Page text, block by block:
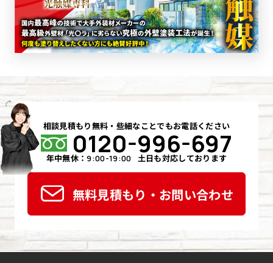
相談見積もり無料・些細なことでもお電話ください
0120-996-697
年中無休：9:00-19:00 土日も対応しております
無料見積もり・お問い合わせ